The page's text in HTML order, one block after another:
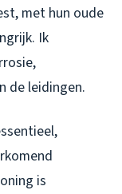
met hun oude
Ik
de leidingen.
is